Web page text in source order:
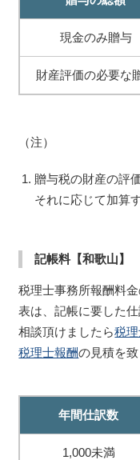
現金のみ贈与
財産評価の必要な
（注）
贈与税の財産の評
それに応じて加算
記帳料【和歌山】
税理士事務所報酬料
表は、記帳に要した
相談頂けましたら税
税理士報酬の見積を致
年間仕訳数
1,000未満